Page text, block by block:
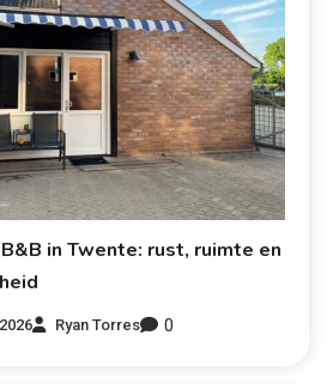
in Twente: rust, ruimte en
Ryan Torres 0